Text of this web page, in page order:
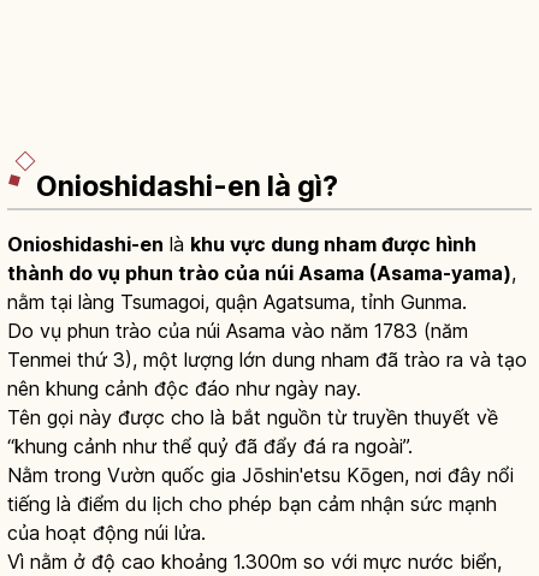
Onioshidashi-en là gì?
Onioshidashi-en là khu vực dung nham được hình
thành do vụ phun trào của núi Asama (Asama-yama),
nằm tại làng Tsumagoi, quận Agatsuma, tỉnh Gunma.
Do vụ phun trào của núi Asama vào năm 1783 (năm
Tenmei thứ 3), một lượng lớn dung nham đã trào ra và tạo
nên khung cảnh độc đáo như ngày nay.
Tên gọi này được cho là bắt nguồn từ truyền thuyết về
“khung cảnh như thể quỷ đã đẩy đá ra ngoài”.
Nằm trong Vườn quốc gia Jōshin'etsu Kōgen, nơi đây nổi
tiếng là điểm du lịch cho phép bạn cảm nhận sức mạnh
của hoạt động núi lửa.
Vì nằm ở độ cao khoảng 1.300m so với mực nước biển,